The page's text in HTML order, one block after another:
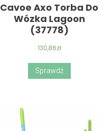
Cavoe Axo Torba Do
Wózka Lagoon
(37778)
130,86zł
Sprawdź